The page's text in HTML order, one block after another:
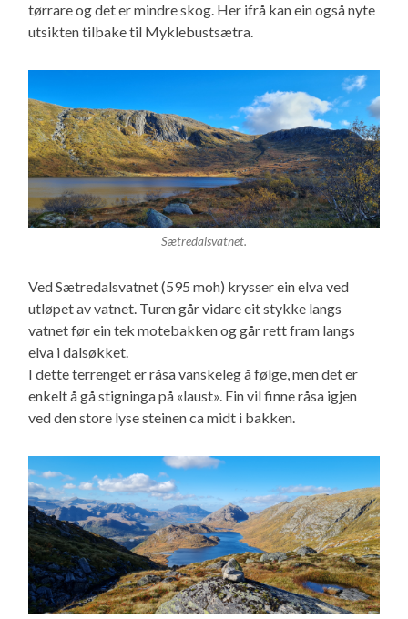
tørrare og det er mindre skog. Her ifrå kan ein også nyte
utsikten tilbake til Myklebustsætra.
Sætredalsvatnet.
Ved Sætredalsvatnet (595 moh) krysser ein elva ved
utløpet av vatnet. Turen går vidare eit stykke langs
vatnet før ein tek motebakken og går rett fram langs
elva i dalsøkket.
I dette terrenget er råsa vanskeleg å følge, men det er
enkelt å gå stigninga på «laust». Ein vil finne råsa igjen
ved den store lyse steinen ca midt i bakken.